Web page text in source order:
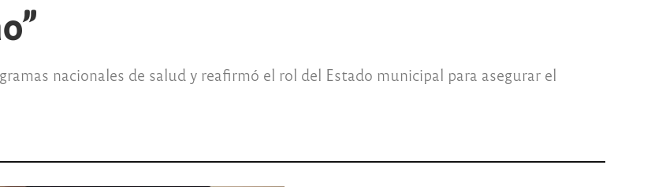
nacionales de salud y reafirmó el rol del Estado municipal para asegurar el